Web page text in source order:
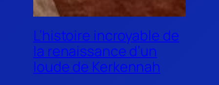
L’histoire incroyable de
la renaissance d’un
loude de Kerkennah